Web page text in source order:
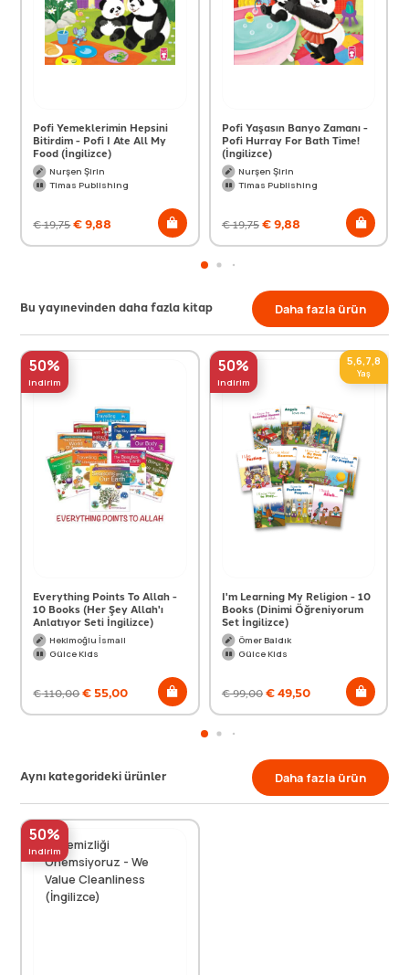
Pofi Yemeklerimin Hepsini
Bitirdim - Pofi I Ate All My
Food (İngilizce)
Nurşen Şirin
Timas Publishing
€19,75€9,88
Pofi Yaşasın Banyo Zamanı -
Pofi Hurray For Bath Time!
(İngilizce)
Nurşen Şirin
Timas Publishing
€19,75€9,88
Bu yayınevinden daha fazla kitap Daha fazla ürün
50%
indirim
Everything Points To Allah -
10 Books (Her Şey Allah'ı
Anlatıyor Seti İngilizce)
Hekimoğlu İsmail
Gülce Kids
€110,00€ 55,00
50%
indirim
5,6,7,8
Yaş
I'm Learning My Religion - 10
Books (Dinimi Öğreniyorum
Set İngilizce)
Ömer Baldık
Gülce Kids
€99,00€49,50
Aynı kategorideki ürünler Daha fazla ürün
50%
indirim